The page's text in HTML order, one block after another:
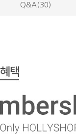
Q&A(30)